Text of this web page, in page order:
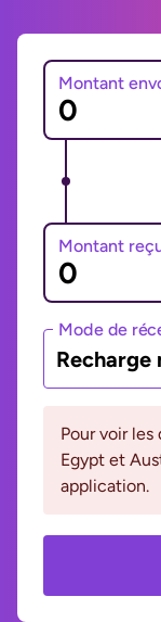
Montant
Montant
Mode de
Recharge
Pour voir
Egypt et
application.